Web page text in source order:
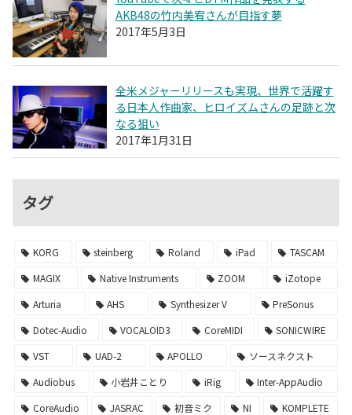
AKB48の竹内美宥さんが目指す夢
2017年5月3日
全米メジャーリリースも実現、世界で活躍す
る日本人作曲家、ヒロイズムさんの足跡と次
なる狙い
2017年1月31日
タグ
KORG steinberg Roland iPad
TASCAM
MAGIX
Native Instruments ZOOM
iZotope
Arturia
AHS Synthesizer V
PreSonus
Dotec-Audio
VOCALOID3 CoreMIDI
SONICWIRE
VST
UAD-2 APOLLO
ソースネクスト
Audiobus
小岩井ことり iRig
Inter-AppAudio
CoreAudio
JASRAC 初音ミク NI
KOMPLETE